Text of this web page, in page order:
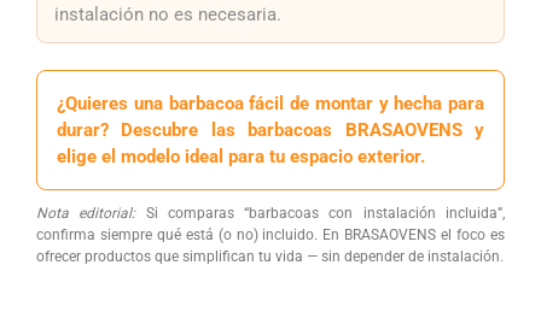
instalación no es necesaria.
¿Quieres una barbacoa fácil de montar y hecha para
durar? Descubre las barbacoas BRASAOVENS y
elige el modelo ideal para tu espacio exterior.
Nota editorial:Si comparas “barbacoas con instalación incluida”,
confirma siempre qué está (o no) incluido. En BRASAOVENS el foco es
ofrecer productos que simplifican tu vida — sin depender de instalación.